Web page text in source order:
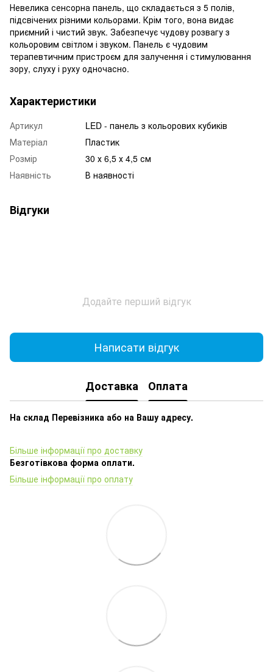
Невелика сенсорна панель, що складається з 5 полів,
підсвічених різними кольорами. Крім того, вона видає
приємний і чистий звук. Забезпечує чудову розвагу з
кольоровим світлом і звуком. Панель є чудовим
терапевтичним пристроєм для залучення і стимулювання
зору, слуху і руху одночасно.
Характеристики
Артикул
LED - панель з кольорових кубиків
Матеріал
Пластик
Розмір
30 х 6,5 х 4,5 см
Наявність
В наявності
Відгуки
Додайте перший відгук
Написати відгук
Доставка Оплата
На склад Перевізника або на Вашу адресу.
Більше інформації про доставку
Безготівкова форма оплати.
Більше інформації про оплату